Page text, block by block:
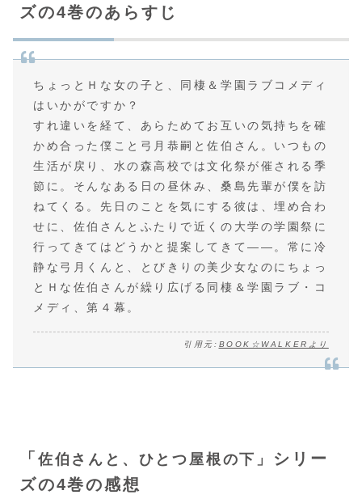
ズの4巻のあらすじ
ちょっとＨな女の子と、同棲＆学園ラブコメディ
はいかがですか？
すれ違いを経て、あらためてお互いの気持ちを確
かめ合った僕こと弓月恭嗣と佐伯さん。いつもの
生活が戻り、水の森高校では文化祭が催される季
節に。そんなある日の昼休み、桑島先輩が僕を訪
ねてくる。先日のことを気にする彼は、埋め合わ
せに、佐伯さんとふたりで近くの大学の学園祭に
行ってきてはどうかと提案してきて――。常に冷
静な弓月くんと、とびきりの美少女なのにちょっ
とＨな佐伯さんが繰り広げる同棲＆学園ラブ・コ
メディ、第４幕。
引用元: BOOK☆WALKERより
「 佐伯さんと、ひとつ屋根の下」 シリー
ズの4巻の感想